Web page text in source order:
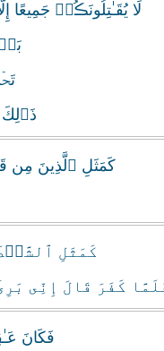
لَا يُقَـٰتِلُونَڪُمۡ
كَمَثَلِ ٱلَّذِينَ
كَمَثَلِ
كَفَرَ قَالَ إِنِّى
فَكَانَ